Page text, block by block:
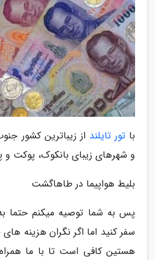
باتور تایلند از زیباترین کشور
و شهرهای زیبای بانکوک، پوکت و
بلیط هواپیما در طاهاگشت
پس به شما توصیه میکنم حتما
سفر کنید اما اگر نگران هزینه
هستین کافی است تا با ما